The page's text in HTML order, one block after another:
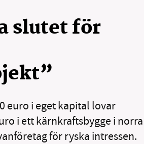
slutet för
euro i eget kapital lovar
i ett kärnkraftsbygge i norra
för ryska intressen.